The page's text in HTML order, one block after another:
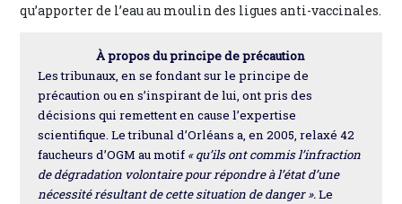
qu’apporter de l’eau au moulin des ligues anti-vaccinales.
À propos du principe de précaution
Les tribunaux, en se fondant sur le principe de
précaution ou en s’inspirant de lui, ont pris des
décisions qui remettent en cause l’expertise
scientifique. Le tribunal d’Orléans a, en 2005, relaxé 42
faucheurs d’OGM au motif « qu’ils ont commis l’infraction
de dégradation volontaire pour répondre à l’état d’une
nécessité résultant de cette situation de danger ».Le